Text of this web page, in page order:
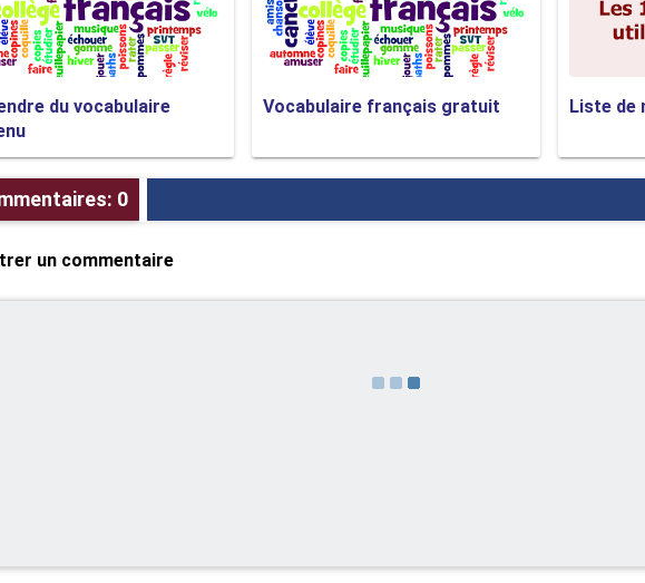
partie la plus ennuyante du processus de règlement des plaintes téléphoniques!
qu'ils reviennent tout en écoutant de la musique qui n'est probablement
des pires choses jamais! C'est encore pire si vous n'avez pas beaucoup
d'argent!
Liste de
Vocabulaire français gratuit
du vocabulaire
0
un commentaire